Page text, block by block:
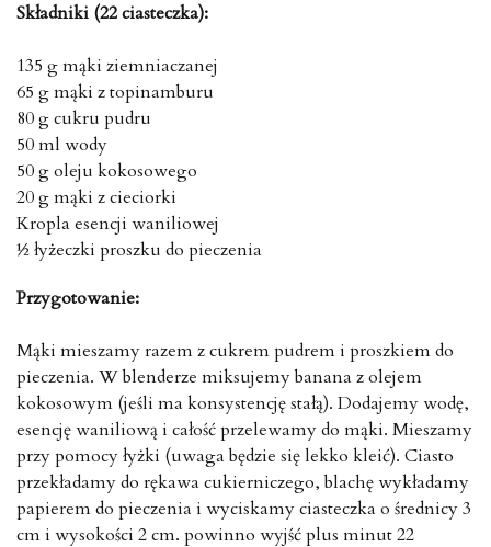
Składniki (22 ciasteczka):
135 g mąki ziemniaczanej
65 g mąki z topinamburu
80 g cukru pudru
50 ml wody
50 g oleju kokosowego
20 g mąki z cieciorki
Kropla esencji waniliowej
½ łyżeczki proszku do pieczenia
Przygotowanie:
Mąki mieszamy razem z cukrem pudrem i proszkiem do
pieczenia. W blenderze miksujemy banana z olejem
kokosowym (jeśli ma konsystencję stałą). Dodajemy wodę,
esencję waniliową i całość przelewamy do mąki. Mieszamy
przy pomocy łyżki (uwaga będzie się lekko kleić). Ciasto
przekładamy do rękawa cukierniczego, blachę wykładamy
papierem do pieczenia i wyciskamy ciasteczka o średnicy 3
cm i wysokości 2 cm. powinno wyjść plus minut 22